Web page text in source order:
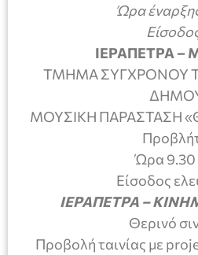
Ώρα
ΙΕΡΑΠΕΤΡΑ –
ΤΜΗΜΑ ΣΥΓΧΡΟΝΟΥ
ΜΟΥΣΙΚΗ ΠΑΡΑΣΤΑΣΗ
Ώρα 9.30
Είσοδος
ΙΕΡΑΠΕΤΡΑ –
Θερινό
Προβολή ταινίας με